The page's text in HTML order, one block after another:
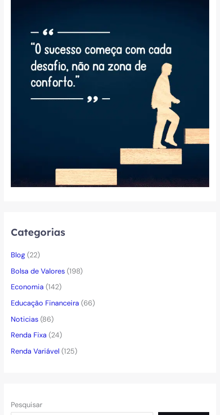
Categorias
Blog (22)
Bolsa de Valores (198)
Economia (142)
Educação Financeira (66)
Noticias (86)
Renda Fixa (24)
Renda Variável (125)
Pesquisar